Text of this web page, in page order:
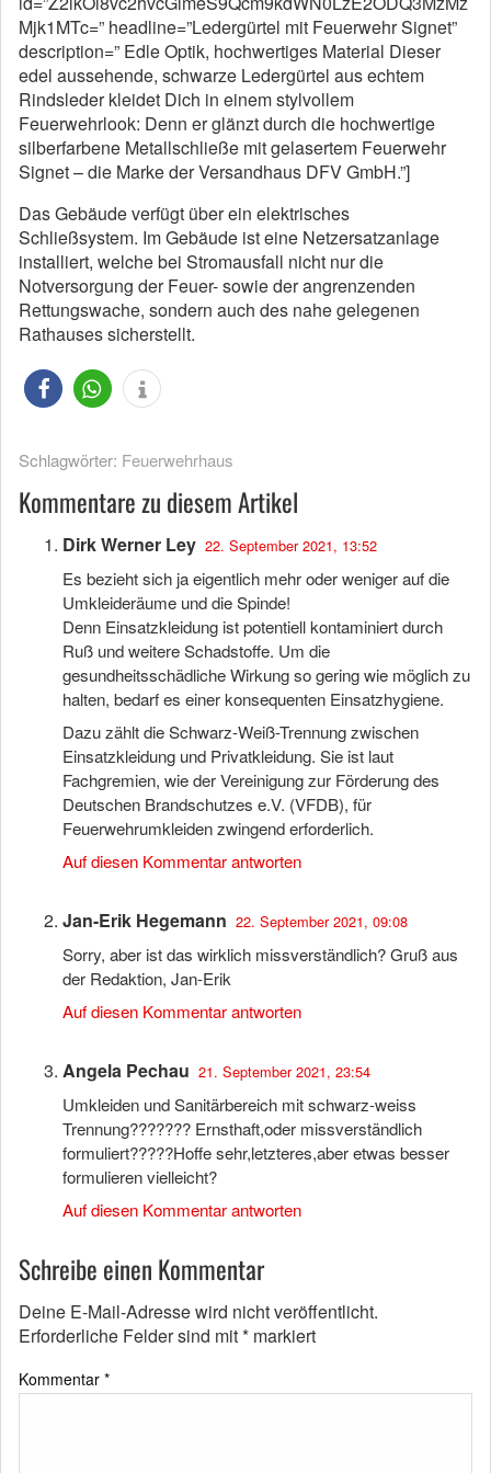
Mjk1MTc=” headline=”Ledergürtel mit Feuerwehr Signet”
description=” Edle Optik, hochwertiges Material Dieser
edel aussehende, schwarze Ledergürtel aus echtem
Rindsleder kleidet Dich in einem stylvollem
Feuerwehrlook: Denn er glänzt durch die hochwertige
silberfarbene Metallschließe mit gelasertem Feuerwehr
Signet – die Marke der Versandhaus DFV GmbH.”]
Das Gebäude verfügt über ein elektrisches
Schließsystem. Im Gebäude ist eine Netz­ersatzanlage
installiert, welche bei Stromausfall nicht nur die
Notversorgung der Feuer- sowie der angrenzenden
Rettungswache, sondern auch des nahe gelegenen
Rathauses sicherstellt.
Schlagwörter: Feuerwehrhaus
Kommentare zu diesem Artikel
Dirk Werner Ley 22. September 2021, 13:52
Es bezieht sich ja eigentlich mehr oder weniger auf die
Umkleideräume und die Spinde!
Denn Einsatzkleidung ist potentiell kontaminiert durch
Ruß und weitere Schadstoffe. Um die
gesundheitsschädliche Wirkung so gering wie möglich zu
halten, bedarf es einer konsequenten Einsatzhygiene.
Dazu zählt die Schwarz-Weiß-Trennung zwischen
Einsatzkleidung und Privatkleidung. Sie ist laut
Fachgremien, wie der Vereinigung zur Förderung des
Deutschen Brandschutzes e.V. (VFDB), für
Feuerwehrumkleiden zwingend erforderlich.
Auf diesen Kommentar antworten
Jan-Erik Hegemann 22. September 2021, 09:08
Sorry, aber ist das wirklich missverständlich? Gruß aus
der Redaktion, Jan-Erik
Auf diesen Kommentar antworten
Angela Pechau 21. September 2021, 23:54
Umkleiden und Sanitärbereich mit schwarz-weiss
Trennung??????? Ernsthaft,oder missverständlich
formuliert?????Hoffe sehr,letzteres,aber etwas besser
formulieren vielleicht?
Auf diesen Kommentar antworten
Schreibe einen Kommentar
Deine E-Mail-Adresse wird nicht veröffentlicht.
Erforderliche Felder sind mit* markiert
Kommentar *